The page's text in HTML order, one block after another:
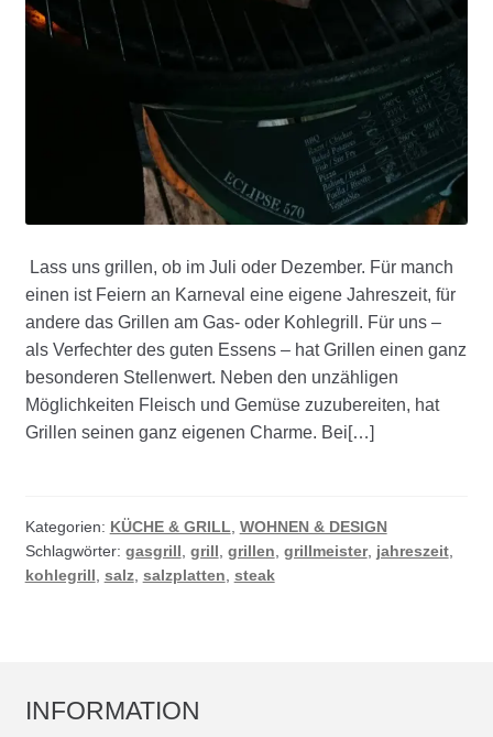
Lass uns grillen, ob im Juli oder Dezember. Für manch
einen ist Feiern an Karneval eine eigene Jahreszeit, für
andere das Grillen am Gas- oder Kohlegrill. Für uns –
als Verfechter des guten Essens – hat Grillen einen ganz
besonderen Stellenwert. Neben den unzähligen
Möglichkeiten Fleisch und Gemüse zuzubereiten, hat
Grillen seinen ganz eigenen Charme. Bei[…]
Kategorien: KÜCHE & GRILL, WOHNEN & DESIGN
Schlagwörter: gasgrill, grill, grillen, grillmeister, jahreszeit,
kohlegrill, salz, salzplatten, steak
INFORMATION